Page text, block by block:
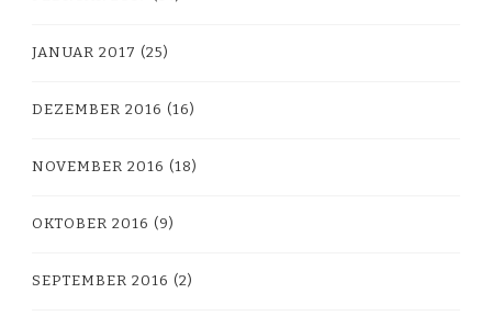
JANUAR 2017 (25)
DEZEMBER 2016 (16)
NOVEMBER 2016 (18)
OKTOBER 2016 (9)
SEPTEMBER 2016 (2)